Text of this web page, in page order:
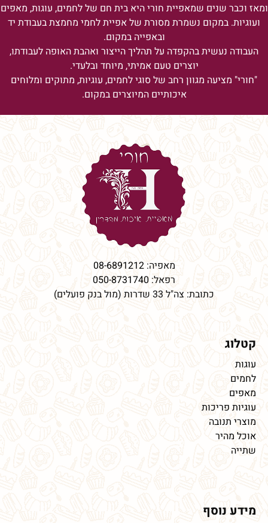
ומאז וכבר שנים שמאפיית חורי היא בית חם של לחמים, עוגות, מאפים
ועוגיות. במקום נשמרת מסורת של אפיית לחמי מחמצת בעבודת יד
ובאפייה במקום.
העבודה נעשית בהקפדה על תהליך הייצור ואהבת האופה לעבודתו,
יוצרים טעם אמיתי, מיוחד ובלעדי.
"חורי" מציעה מגוון רחב של סוגי לחמים, עוגיות, מתוקים ומלוחים
איכותיים המיוצרים במקום.
מאפיה:08-6891212
רפאל: 050-8731740
כתובת: צה"ל 33 שדרות (מול בנק פועלים)
קטלוג
עוגות
לחמים
מאפים
עוגיות פריכות
מוצרי תנובה
אוכל מהיר
שתייה
מידע נוסף